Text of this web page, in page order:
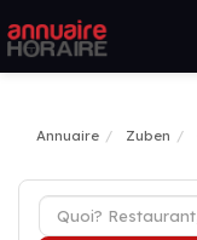
Annuaire Zuben